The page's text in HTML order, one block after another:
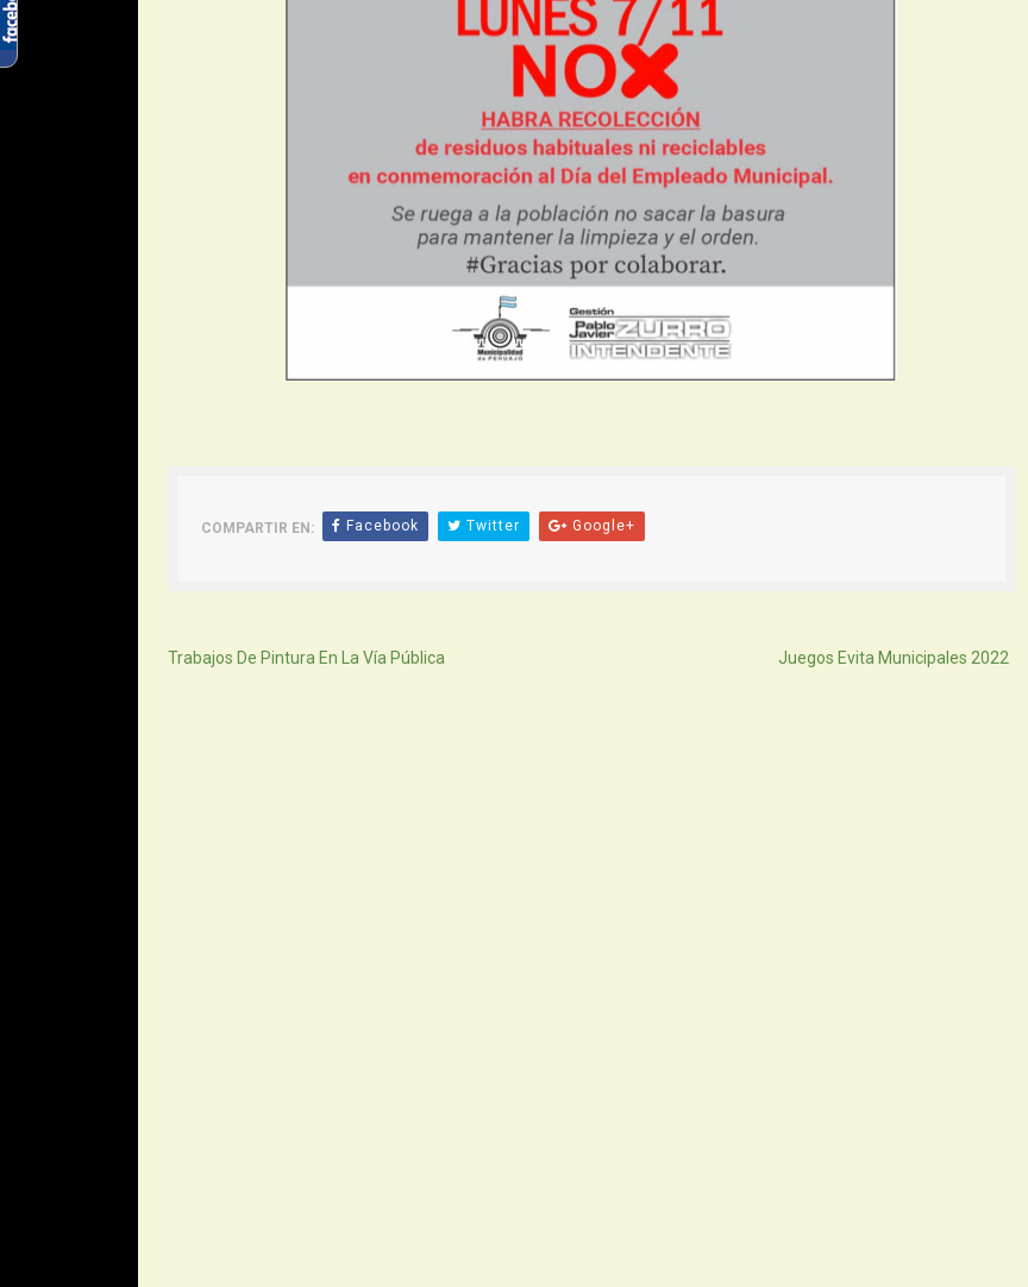
COMPARTIR EN: Facebook Twitter Google+
Trabajos De Pintura En La Vía Pública Juegos Evita Municipales 2022